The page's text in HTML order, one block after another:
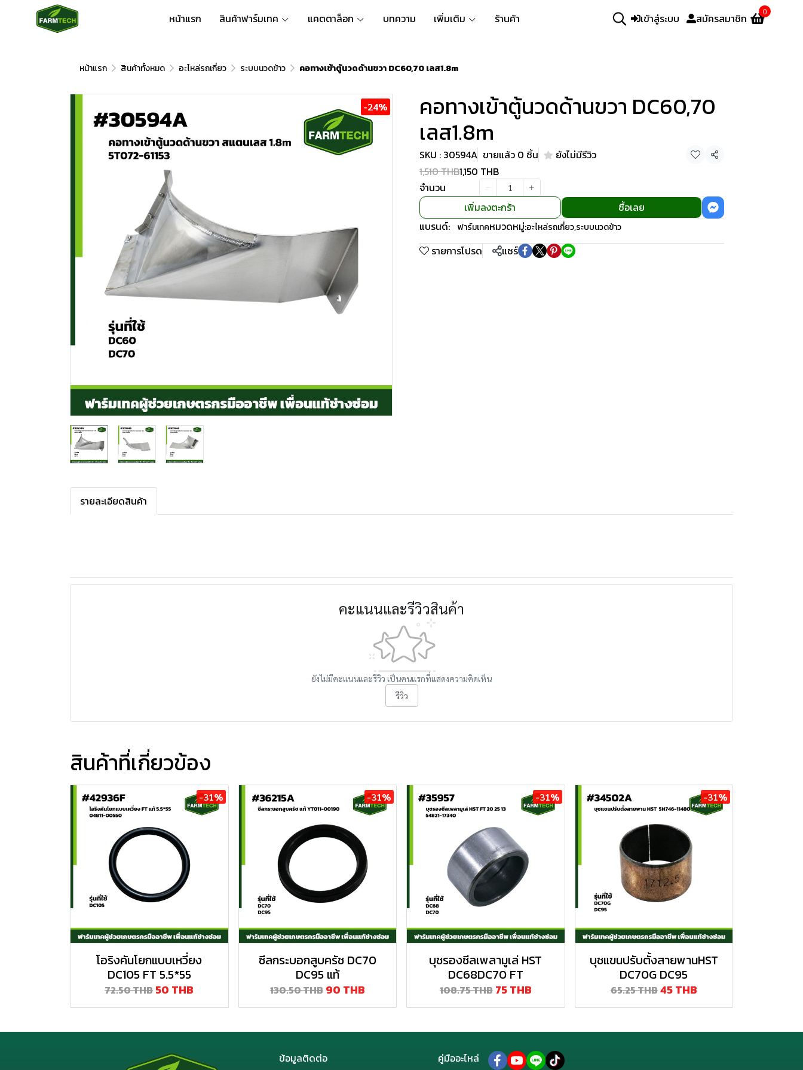
หน้าแรก สินค้าฟาร์มเทค แคตตาล็อก บทความ เพิ่มเติม ร้านค้า เข้าสู่ระบบ สมัครสมาชิก 0
หน้าแรก สินค้าทั้งหมด อะไหล่รถเกี่ยว ระบบนวดข้าว คอทางเข้าตู้นวดด้านขวา DC60,70 เลส1.8m
-24% คอทางเข้าตู้นวดด้านขวา DC60,70
เลส1.8m
SKU : 30594A ขายแล้ว 0 ชิ้น ยังไม่มีรีวิว
แชร์
1,510 THB1,150 THB
จำนวน
เพิ่มลงตะกร้า
ซื้อเลย
แบรนด์:
ฟาร์มเทคหมวดหมู่:อะไหล่รถเกี่ยว,ระบบนวดข้าว
รายการโปรด แชร์
รายละเอียดสินค้า
คะแนนและรีวิวสินค้า
ยังไม่มีคะแนนและรีวิว เป็นคนแรกที่แสดงความคิดเห็น
รีวิว
สินค้าที่เกี่ยวข้อง
-31%
โอริงคันโยกแบบเหวี่ยง
DC105 FT 5.5*55
72.50 THB50 THB
-31%
ซีลกระบอกสูบครัช DC70
DC95 แท้
130.50 THB 90 THB
-31%
บุชรองซีลเพลามูเล่ HST
DC68DC70 FT
108.75 THB 75 THB
-31%
บุชแขนปรับตั้งสายพานHST
DC70G DC95
65.25 THB45 THB
ข้อมูลติดต่อ คู่มืออะไหล่